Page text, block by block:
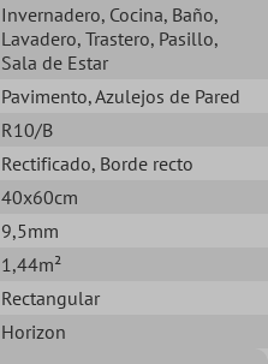
Invernadero, Cocina, Baño,
Lavadero, Trastero, Pasillo,
Sala de Estar
Pavimento, Azulejos de Pared
R10/B
Rectificado, Borde recto
40x60cm
9,5mm
1,44m²
Rectangular
Horizon